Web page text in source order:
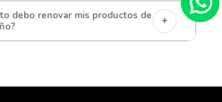
debo renovar mis productos de
+